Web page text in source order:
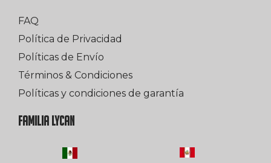
FAQ
Política de Privacidad
Políticas de Envío
Términos & Condiciones
Políticas y condiciones de garantía
FAMILIA LYCAN